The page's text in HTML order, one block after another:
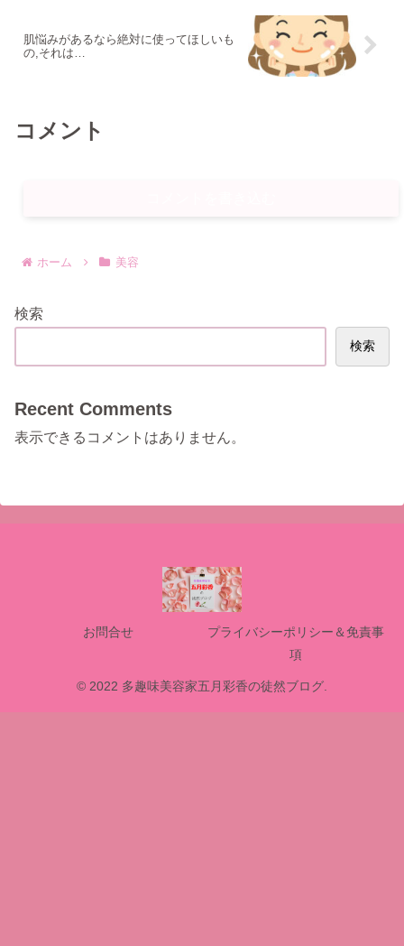
肌悩みがあるなら絶対に使ってほしいも
の,それは…
コメント
ホーム 美容
検索
検索
Recent Comments
表示できるコメントはありません。
お問合せ
プライバシーポリシー＆免責事
項
© 2022 多趣味美容家五月彩香の徒然ブログ.